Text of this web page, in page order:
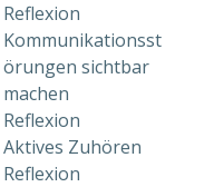
Reflexion
Kommunikationsst
örungen sichtbar
machen
Reflexion
Aktives Zuhören
Reflexion